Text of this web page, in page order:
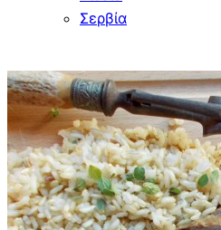
Σερβία